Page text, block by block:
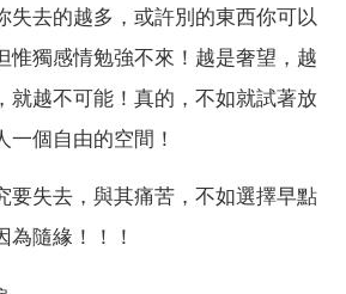
失去的越多，或許別的東西你可以
惟獨感情勉強不來！越是奢望，越
就越不可能！真的，不如就試著放
個自由的空間！
要失去，與其痛苦，不如選擇早點
為隨緣！！！